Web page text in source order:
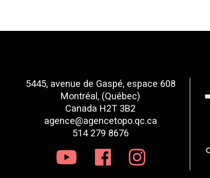
5445, avenue de Gaspé, espace 608
Montréal, (Québec)
Canada H2T 3B2
agence@agencetopo.qc.ca
514 279 8676